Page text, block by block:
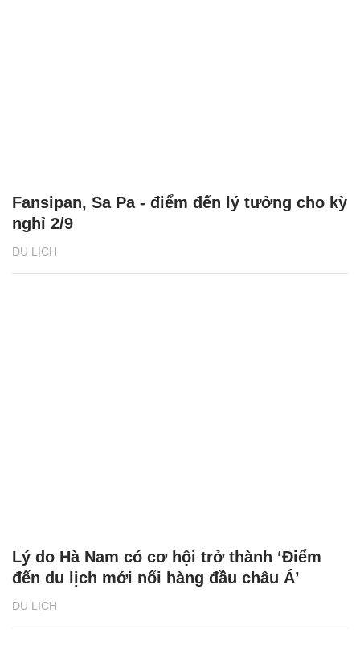
DU LỊCH
Fansipan, Sa Pa - điểm đến lý tưởng cho kỳ
nghỉ 2/9
DU LỊCH
Lý do Hà Nam có cơ hội trở thành ‘Điểm
đến du lịch mới nổi hàng đầu châu Á’